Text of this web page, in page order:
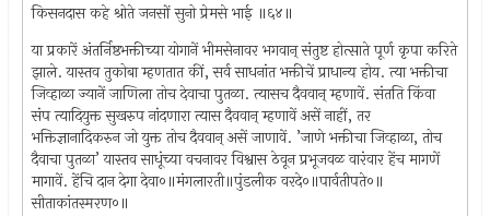
किसनदास कहे श्रोते जनसों सुनो प्रेमसे भाई ॥६४॥
या प्रकारें अंतर्निष्ठभक्तीच्या योगानें भीमसेनावर भगवान् संतुष्ट होत्साते पूर्ण कृपा करिते
झाले. यास्तव तुकोबा म्हणतात कीं, सर्व साधनांत भक्तीचें प्राधान्य होय. त्या भक्तीचा
जिव्हाळा ज्यानें जाणिला तोच देवाचा पुतळा. त्यासच दैववान् म्हणावें. संतति किंवा
संप त्यादियुक्त सुखरुप नांदणारा त्यास दैववान् म्हणावें असें नाहीं, तर
भक्तिज्ञानादिकरुन जो युक्त तोच दैववान् असें जाणावें. ’जाणे भक्तीचा जिव्हाळा, तोच
दैवाचा पुतळा’ यास्तव साधूंच्या वचनावर विश्वास ठेवून प्रभूजवळ वारंवार हेंच मागणें
मागावें. हेंचि दान देगा देवा०॥मंगलारती॥पुंडलीक वरदे०॥पार्वतीपते०॥
सीताकांतस्मरण०॥